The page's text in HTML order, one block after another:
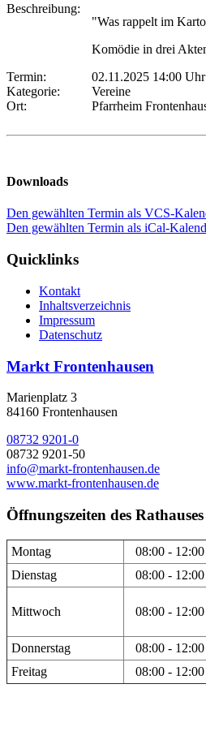
Beschreibung:
"Was rappelt im
Komödie in drei
Termin:
02.11.2025 14:00 Uhr
Kategorie:
Vereine
Ort:
Pfarrheim
Downloads
Den gewählten Termin als VCS-
Den gewählten Termin als iCal-
Quicklinks
Kontakt
Inhaltsverzeichnis
Impressum
Datenschutz
Markt Frontenhausen
Marienplatz 3
84160 Frontenhausen
08732 9201-0
08732 9201-50
info@markt-frontenhausen.de
www.markt-frontenhausen.de
Öffnungszeiten des Rathauses
Montag 08:00 -
Dienstag
08:00 -
Mittwoch 08:00 -
Donnerstag 08:00 -
Freitag
08:00 -